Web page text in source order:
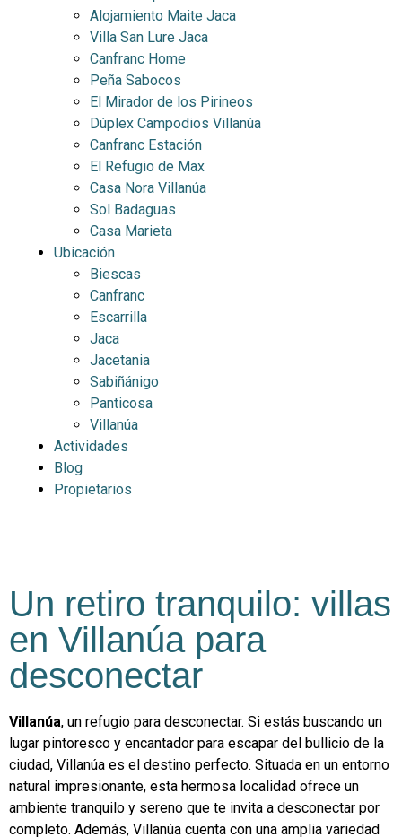
Alojamiento Maite Jaca
Villa San Lure Jaca
Canfranc Home
Peña Sabocos
El Mirador de los Pirineos
Dúplex Campodios Villanúa
Canfranc Estación
El Refugio de Max
Casa Nora Villanúa
Sol Badaguas
Casa Marieta
Ubicación
Biescas
Canfranc
Escarrilla
Jaca
Jacetania
Sabiñánigo
Panticosa
Villanúa
Actividades
Blog
Propietarios
Un retiro tranquilo: villas
en Villanúa para
desconectar
Villanúa, un refugio para desconectar. Si estás buscando un
lugar pintoresco y encantador para escapar del bullicio de la
ciudad, Villanúa es el destino perfecto. Situada en un entorno
natural impresionante, esta hermosa localidad ofrece un
ambiente tranquilo y sereno que te invita a desconectar por
completo. Además, Villanúa cuenta con una amplia variedad